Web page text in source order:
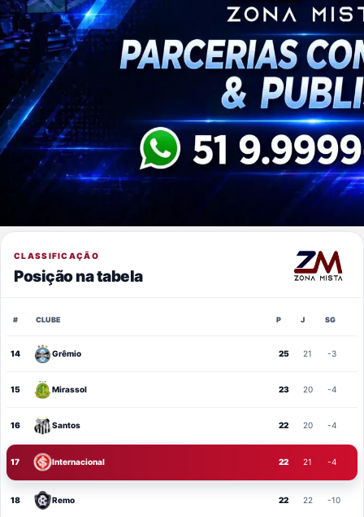
CLASSIFICAÇÃO
Posição na tabela
# CLUBE P J SG
14 Grêmio 25 21 -3
15 Mirassol 23 20 -4
16 Santos 22 20 -4
17 Internacional 22 21 -4
18 Remo 22 22 -10